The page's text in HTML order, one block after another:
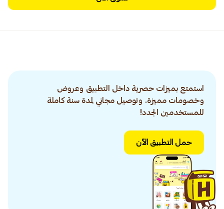
استمتع بميزات حصرية داخل التطبيق وعروض
وخصومات مميزة. وتوصيل مجاني لمدة سنة كاملة
للمستخدمين الجدد!
حمل التطبيق الآن